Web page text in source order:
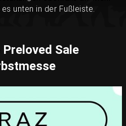
unten in der Fußleiste.
Sale